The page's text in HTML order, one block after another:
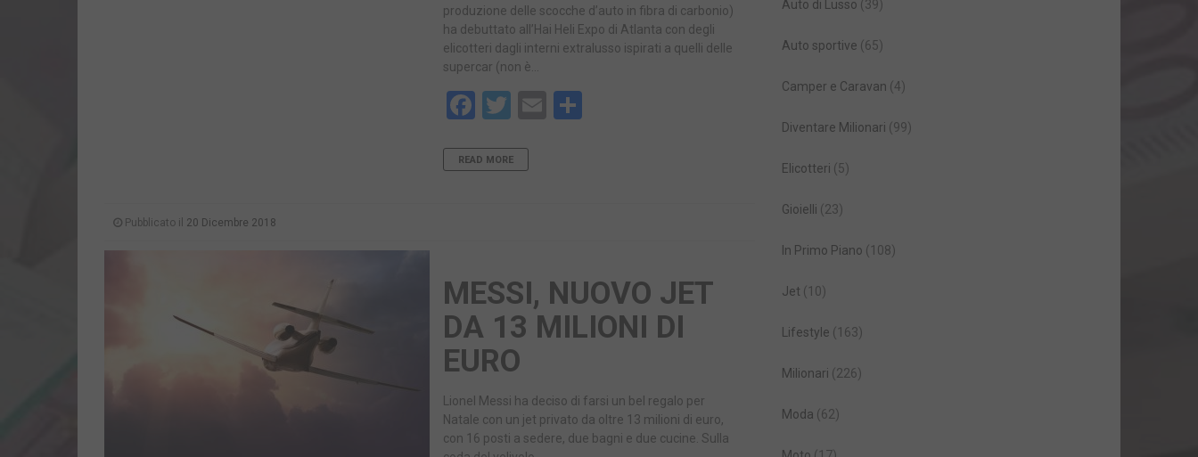
produzione delle scocche d’auto in fibra di carbonio)
ha debuttato all’Hai Heli Expo di Atlanta con degli
elicotteri dagli interni extralusso ispirati a quelli delle
supercar (non è…
Facebook
TwitterEmail
READ MORE
Pubblicato il 20 Dicembre 2018
MESSI, NUOVO JET
DA 13 MILIONI DI
EURO
Lionel Messi ha deciso di farsi un bel regalo per
Natale con un jet privato da oltre 13 milioni di euro,
con 16 posti a sedere, due bagni e due cucine. Sulla
Auto di Lusso (39)
Auto sportive (65)
Camper e Caravan (4)
Diventare Milionari (99)
Elicotteri (5)
Gioielli (23)
In Primo Piano (108)
Jet (10)
Lifestyle (163)
Milionari (226)
Moda (62)